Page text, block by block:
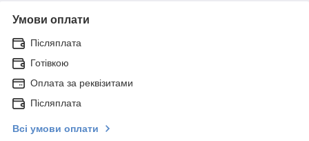
Умови оплати
Післяплата
Готівкою
Оплата за реквізитами
Післяплата
Всі умови оплати